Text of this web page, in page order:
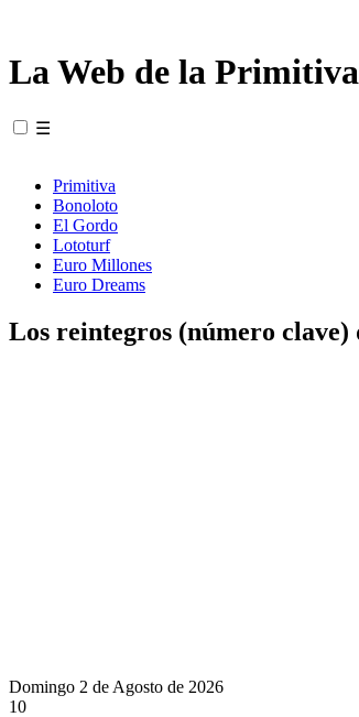
La Web de la Primitiva
☰
Primitiva
Bonoloto
El Gordo
Lototurf
Euro Millones
Euro Dreams
Los reintegros (número
Domingo 2 de Agosto de 2026
10